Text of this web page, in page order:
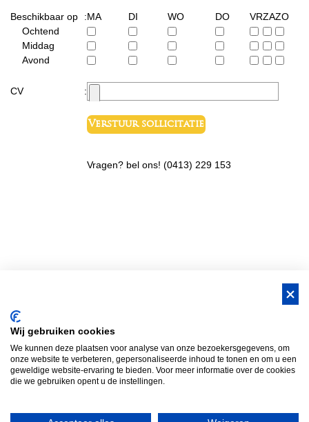
Beschikbaar op :MA DI WO DO VRZAZO
Ochtend
Middag
Avond
CV :
Vragen? bel ons! (0413) 229 153
BUS Whisky, Natuurlijk Gastvrijer in
Teambuilding Brabant Groepsuitje Brabant Teamuitje Brabant
Bedrijfsuitje Brabant Heisessie Brabant
Wij gebruiken cookies
We kunnen deze plaatsen voor analyse van onze bezoekersgegevens, om
onze website te verbeteren, gepersonaliseerde inhoud te tonen en om u een
geweldige website-ervaring te bieden. Voor meer informatie over de cookies
die we gebruiken opent u de instellingen.